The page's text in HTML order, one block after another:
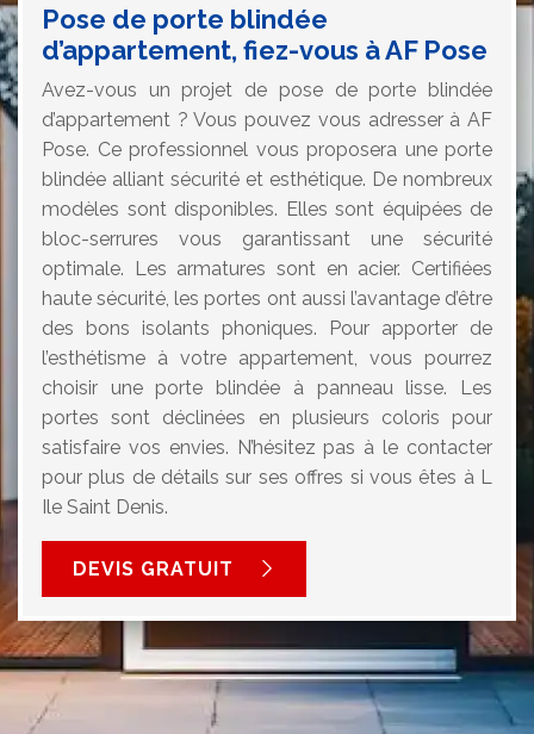
Pose de porte blindée
d’appartement, fiez-vous à AF Pose
Avez-vous un projet de pose de porte blindée
d’appartement ? Vous pouvez vous adresser à AF
Pose. Ce professionnel vous proposera une porte
blindée alliant sécurité et esthétique. De nombreux
modèles sont disponibles. Elles sont équipées de
bloc-serrures vous garantissant une sécurité
optimale. Les armatures sont en acier. Certifiées
haute sécurité, les portes ont aussi l’avantage d’être
des bons isolants phoniques. Pour apporter de
l’esthétisme à votre appartement, vous pourrez
choisir une porte blindée à panneau lisse. Les
portes sont déclinées en plusieurs coloris pour
satisfaire vos envies. N’hésitez pas à le contacter
pour plus de détails sur ses offres si vous êtes à L
Ile Saint Denis.
DEVIS GRATUIT